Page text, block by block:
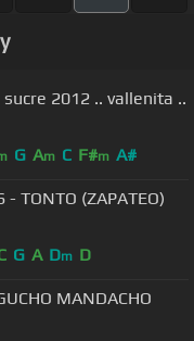
2012 .. vallenita ..
G Am C F#m A#
- TONTO (ZAPATEO)
G A Dm D